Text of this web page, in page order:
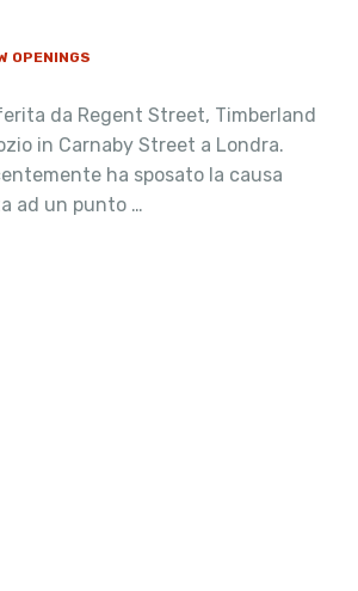
OPENINGS
da Regent Street, Timberland
in Carnaby Street a Londra.
ha sposato la causa
ad un punto …